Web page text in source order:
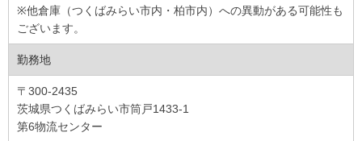
※他倉庫（つくばみらい市内・柏市内）への異動がある可能性も
ございます。
勤務地
〒300-2435
茨城県つくばみらい市筒戸1433-1
第6物流センター